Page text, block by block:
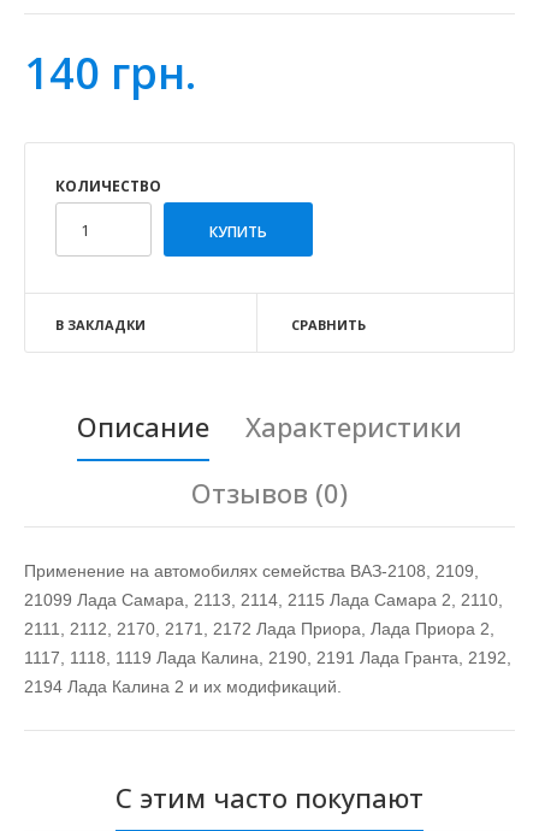
140 грн.
КОЛИЧЕСТВО
В ЗАКЛАДКИ СРАВНИТЬ
Описание
Характеристики
Отзывов (0)
Применение на автомобилях семейства ВАЗ-2108, 2109,
21099 Лада Самара, 2113, 2114, 2115 Лада Самара 2, 2110,
2111, 2112, 2170, 2171, 2172 Лада Приора, Лада Приора 2,
1117, 1118, 1119 Лада Калина, 2190, 2191 Лада Гранта, 2192,
2194 Лада Калина 2 и их модификаций.
С этим часто покупают